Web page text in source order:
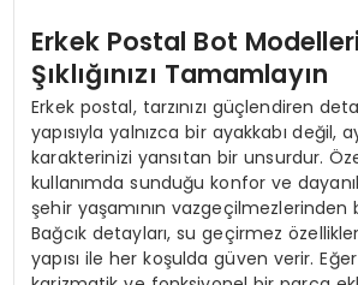
Erkek Postal Bot
Şıklığınızı Tamamlayın
Erkek postal, tarzınızı güçlendiren
yapısıyla yalnızca bir ayakkabı değil,
karakterinizi yansıtan bir unsurdur.
kullanımda sunduğu konfor ve
şehir yaşamının vazgeçilmezlerinden
Bağcık detayları, su geçirmez
yapısı ile her koşulda güven verir.